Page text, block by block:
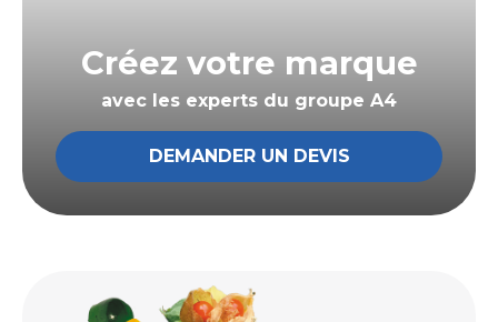
Créez votre marque
avec les experts du groupe A4
DEMANDER UN DEVIS